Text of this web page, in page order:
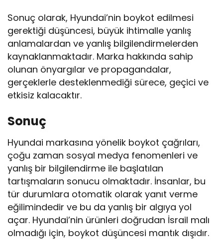
Sonuç olarak, Hyundai’nin boykot edilmesi
gerektiği düşüncesi, büyük ihtimalle yanlış
anlamalardan ve yanlış bilgilendirmelerden
kaynaklanmaktadır. Marka hakkında sahip
olunan önyargılar ve propagandalar,
gerçeklerle desteklenmediği sürece, geçici ve
etkisiz kalacaktır.
Sonuç
Hyundai markasına yönelik boykot çağrıları,
çoğu zaman sosyal medya fenomenleri ve
yanlış bir bilgilendirme ile başlatılan
tartışmaların sonucu olmaktadır. İnsanlar, bu
tür durumlara otomatik olarak yanıt verme
eğilimindedir ve bu da yanlış bir algıya yol
açar. Hyundai’nin ürünleri doğrudan İsrail malı
olmadığı için, boykot düşüncesi mantık dışıdır.